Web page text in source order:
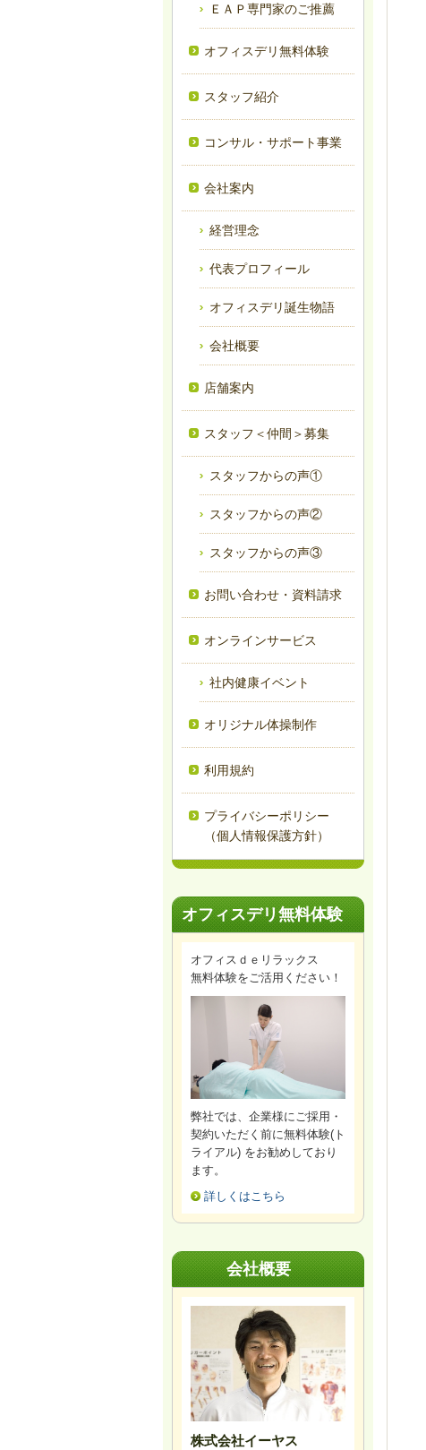
ＥＡＰ専門家のご推薦
オフィスデリ無料体験
スタッフ紹介
コンサル・サポート事業
会社案内
経営理念
代表プロフィール
オフィスデリ誕生物語
会社概要
店舗案内
スタッフ＜仲間＞募集
スタッフからの声①
スタッフからの声②
スタッフからの声③
お問い合わせ・資料請求
オンラインサービス
社内健康イベント
オリジナル体操制作
利用規約
プライバシーポリシー
（個人情報保護方針）
オフィスデリ無料体験
オフィスｄｅリラックス
無料体験をご活用ください！
弊社では、企業様にご採用・
契約いただく前に無料体験(ト
ライアル) をお勧めしており
ます。
詳しくはこちら
会社概要
株式会社イーヤス